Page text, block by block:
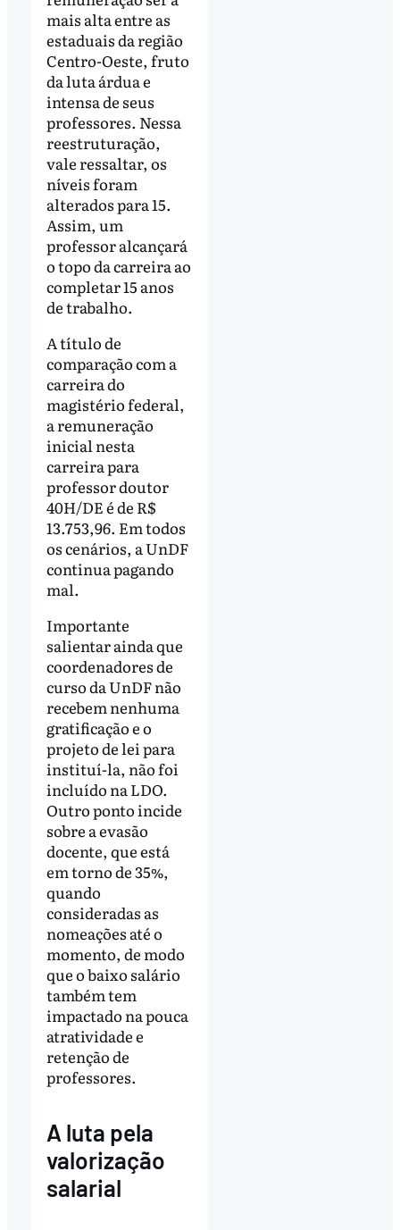
mais alta entre as
estaduais da região
Centro-Oeste, fruto
da luta árdua e
intensa de seus
professores. Nessa
reestruturação,
vale ressaltar, os
níveis foram
alterados para 15.
Assim, um
professor alcançará
o topo da carreira ao
completar 15 anos
de trabalho.
A título de
comparação com a
carreira do
magistério federal,
a remuneração
inicial nesta
carreira para
professor doutor
40H/DE é de R$
13.753,96. Em todos
os cenários, a UnDF
continua pagando
mal.
Importante
salientar ainda que
coordenadores de
curso da UnDF não
recebem nenhuma
gratificação e o
projeto de lei para
instituí-la, não foi
incluído na LDO.
Outro ponto incide
sobre a evasão
docente, que está
em torno de 35%,
quando
consideradas as
nomeações até o
momento, de modo
que o baixo salário
também tem
impactado na pouca
atratividade e
retenção de
professores.
A luta pela
valorização
salarial